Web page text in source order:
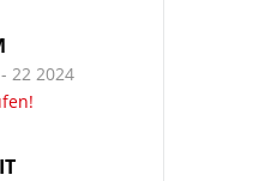
22 2024